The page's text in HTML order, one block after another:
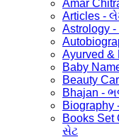
Amar
Articles -
Astrology
Ayurved
Baby
Beauty
Bhajan -
Books Set
સેટ